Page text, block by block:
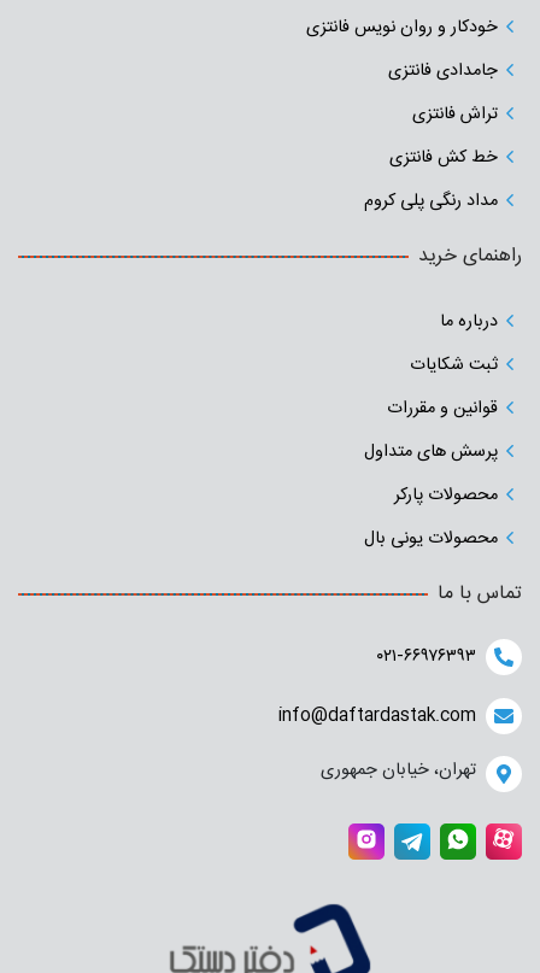
خودکار و روان نویس فانتزی
جامدادی‌ فانتزی
تراش فانتزی
خط کش فانتزی
مداد رنگی پلی کروم
راهنمای خرید
درباره ما
ثبت شکایات
قوانین و مقررات
پرسش های متداول
محصولات پارکر
محصولات یونی بال
تماس با ما
۰۲۱-۶۶۹۷۶۳۹۳
info@daftardastak.com
تهران، خیابان جمهوری